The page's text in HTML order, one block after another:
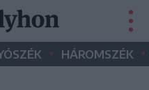
• HÁROMSZÉK •